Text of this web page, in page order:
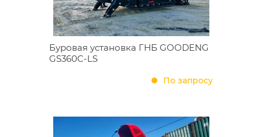
Буровая установка ГНБ GOODENG
GS360C-LS
По запросу